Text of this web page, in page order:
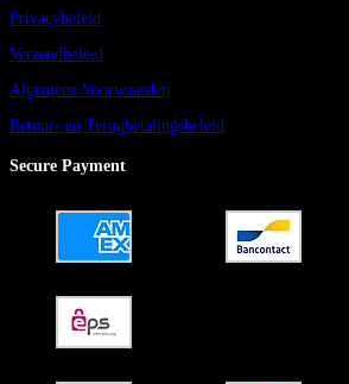
Privacybeleid
Verzendbeleid
Algemene Voorwaarden
Retour- en Terugbetalingsbeleid
Secure Payment